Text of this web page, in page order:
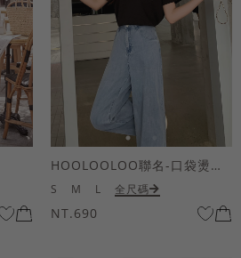
HOOLOOLOO聯名-口袋燙金KUKU熊短袖上衣
S M L 全尺碼
NT.690